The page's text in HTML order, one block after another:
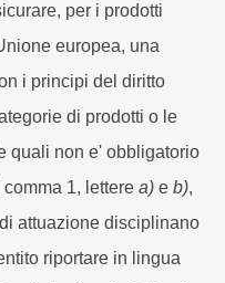
per i prodotti
europea, una
i principi del diritto
di prodotti o le
quali non e' obbligatorio
1, lettere a) e b),
attuazione disciplinano
riportare in lingua